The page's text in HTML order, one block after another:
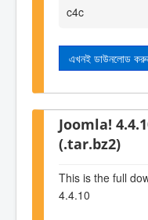
c4c
এখনই ডাউনলোড
Joomla!
(.tar.bz2)
This is the full
4.4.10